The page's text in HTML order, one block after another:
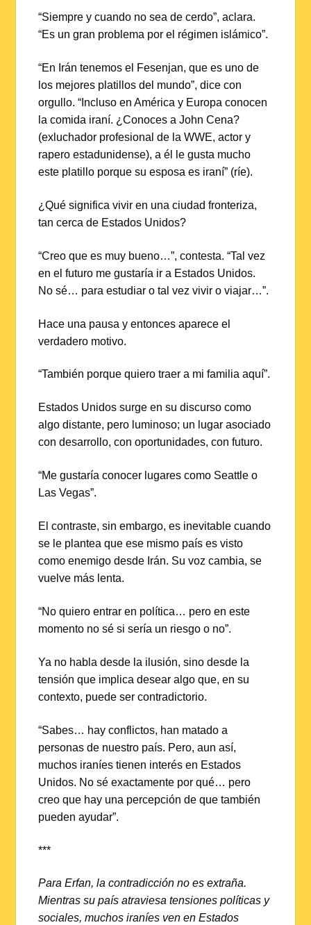
“Siempre y cuando no sea de cerdo”, aclara.
“Es un gran problema por el régimen islámico”.
“En Irán tenemos el Fesenjan, que es uno de
los mejores platillos del mundo”, dice con
orgullo. “Incluso en América y Europa conocen
la comida iraní. ¿Conoces a John Cena?
(exluchador profesional de la WWE, actor y
rapero estadunidense), a él le gusta mucho
este platillo porque su esposa es iraní” (ríe).
¿Qué significa vivir en una ciudad fronteriza,
tan cerca de Estados Unidos?
“Creo que es muy bueno…”, contesta. “Tal vez
en el futuro me gustaría ir a Estados Unidos.
No sé… para estudiar o tal vez vivir o viajar…”.
Hace una pausa y entonces aparece el
verdadero motivo.
“También porque quiero traer a mi familia aquí”.
Estados Unidos surge en su discurso como
algo distante, pero luminoso; un lugar asociado
con desarrollo, con oportunidades, con futuro.
“Me gustaría conocer lugares como Seattle o
Las Vegas”.
El contraste, sin embargo, es inevitable cuando
se le plantea que ese mismo país es visto
como enemigo desde Irán. Su voz cambia, se
vuelve más lenta.
“No quiero entrar en política… pero en este
momento no sé si sería un riesgo o no”.
Ya no habla desde la ilusión, sino desde la
tensión que implica desear algo que, en su
contexto, puede ser contradictorio.
“Sabes… hay conflictos, han matado a
personas de nuestro país. Pero, aun así,
muchos iraníes tienen interés en Estados
Unidos. No sé exactamente por qué… pero
creo que hay una percepción de que también
pueden ayudar”.
***
Para Erfan, la contradicción no es extraña.
Mientras su país atraviesa tensiones políticas y
sociales, muchos iraníes ven en Estados